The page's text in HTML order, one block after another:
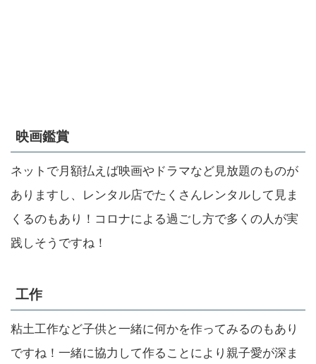
映画鑑賞
ネットで月額払えば映画やドラマなど見放題のものが
ありますし、レンタル店でたくさんレンタルして見ま
くるのもあり！コロナによる過ごし方で多くの人が実
践しそうですね！
工作
粘土工作など子供と一緒に何かを作ってみるのもあり
ですね！一緒に協力して作ることにより親子愛が深ま